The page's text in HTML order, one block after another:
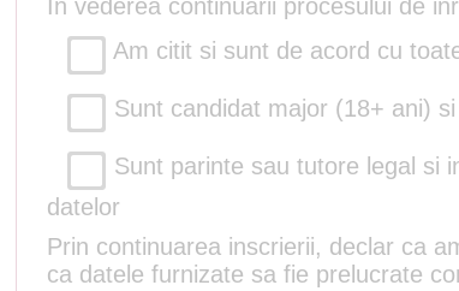
In vederea continuarii procesului de
Am citit si sunt de acord cu
Sunt candidat major (18+ ani)
Sunt parinte sau tutore legal si
datelor
Prin continuarea inscrierii, declar ca
ca datele furnizate sa fie prelucrate